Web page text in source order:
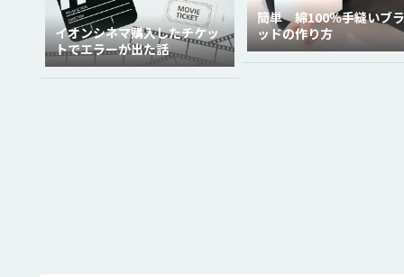
イオンシネマ購入したチケッ
トでエラーが出た話
簡単 綿100％手縫いブ
ッドの作り方